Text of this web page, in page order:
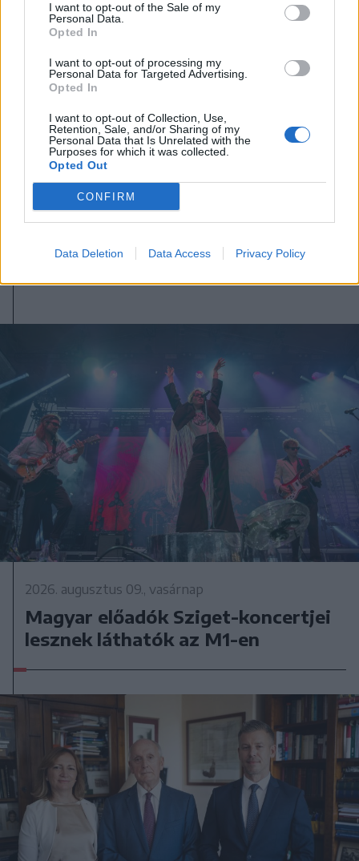
I want to opt-out of the Sale of my
Personal Data.
Opted In
I want to opt-out of processing my
Personal Data for Targeted Advertising.
Opted In
I want to opt-out of Collection, Use,
Retention, Sale, and/or Sharing of my
Personal Data that Is Unrelated with the
Purposes for which it was collected.
Opted Out
CONFIRM
Data Deletion Data Access Privacy Policy
2026. augusztus 09., vasárnap
Sikeres volt a vízterelés: nyolc
centiméterrel nőtt a Duna
vízszintje Csernavodánál
2026. augusztus 09., vasárnap
Magyar előadók Sziget-koncertjei
lesznek láthatók az M1-en